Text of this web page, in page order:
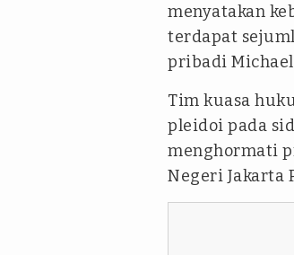
menyatakan
terdapat
pribadi
Tim kuasa
pleidoi pada
menghormati
Negeri Jakarta